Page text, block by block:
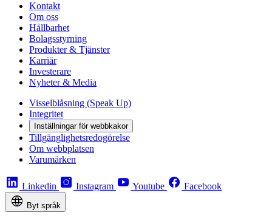
Kontakt
Om oss
Hållbarhet
Bolagsstyrning
Produkter & Tjänster
Karriär
Investerare
Nyheter & Media
Visselblåsning (Speak Up)
Integritet
Inställningar för webbkakor
Tillgänglighetsredogörelse
Om webbplatsen
Varumärken
Linkedin Instagram Youtube Facebook
Byt språk